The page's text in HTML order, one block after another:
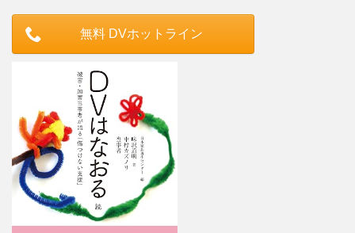
無料 DVホットライン